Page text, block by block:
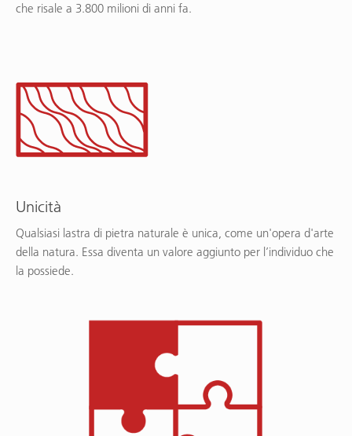
che risale a 3.800 milioni di anni fa.
Unicità
Qualsiasi lastra di pietra naturale è unica, come un'opera d'arte
della natura. Essa diventa un valore aggiunto per l’individuo che
la possiede.